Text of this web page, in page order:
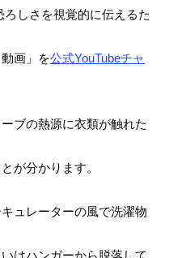
しさを視覚的に伝えるた
画」を公式YouTubeチャ
ブの熱源に衣類が触れた
が分かります。
ュレーターの風で洗濯物
はハンガーから脱落して